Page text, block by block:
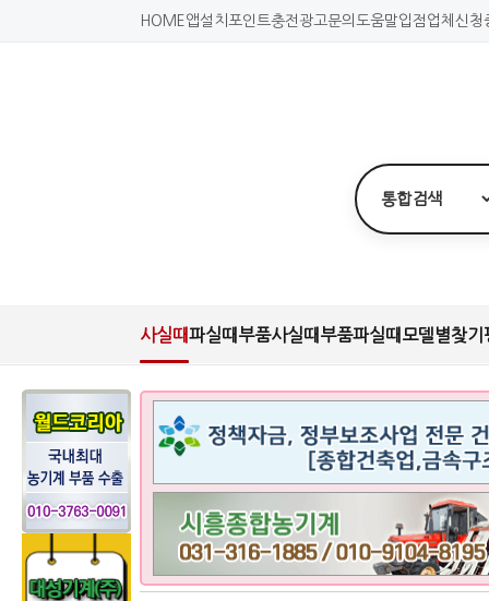
HOME 앱설치 포인트충전 광고문의 도움말입점업체신청
사실때파실때 부품사실때 부품파실때 모델별찾기